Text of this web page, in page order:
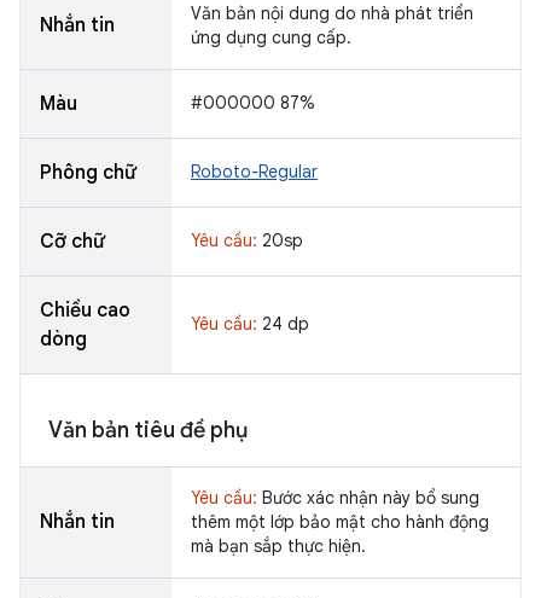
Nhắn tin
Văn bản nội dung do nhà phát triển
ứng dụng cung cấp.
Màu #000000 87%
Phông chữ Roboto-Regular
Cỡ chữ Yêu cầu: 20sp
Chiều cao
dòng
Yêu cầu: 24 dp
Văn bản tiêu đề phụ
Nhắn tin
Yêu cầu: Bước xác nhận này bổ sung
thêm một lớp bảo mật cho hành động
mà bạn sắp thực hiện.